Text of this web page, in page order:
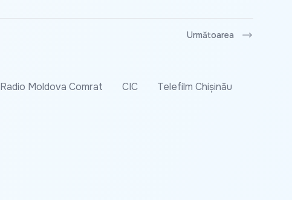
Următoarea
Radio Moldova Comrat CIC
Telefilm Chișinău